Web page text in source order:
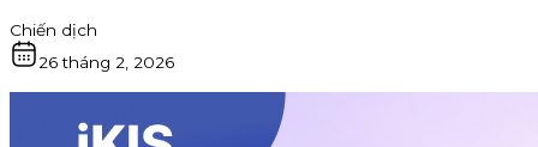
Chiến dịch
26 tháng 2, 2026